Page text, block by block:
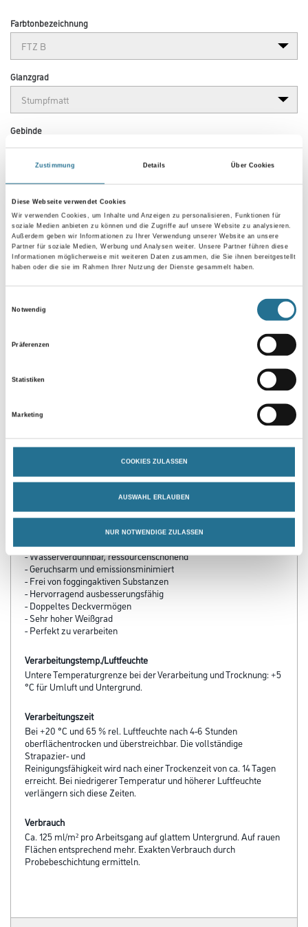
Zustimmung Details Über Cookies
Diese Webseite verwendet Cookies
Wir verwenden Cookies, um Inhalte und Anzeigen zu personalisieren, Funktionen für
soziale Medien anbieten zu können und die Zugriffe auf unsere Website zu analysieren.
Außerdem geben wir Informationen zu Ihrer Verwendung unserer Website an unsere
Partner für soziale Medien, Werbung und Analysen weiter. Unsere Partner führen diese
Informationen möglicherweise mit weiteren Daten zusammen, die Sie ihnen bereitgestellt
haben oder die sie im Rahmen Ihrer Nutzung der Dienste gesammelt haben.
Notwendig
Präferenzen
Statistiken
Marketing
COOKIES ZULASSEN
AUSWAHL ERLAUBEN
NUR NOTWENDIGE ZULASSEN
Farbtonbezeichnung
Glanzgrad
Gebinde
Umrechnungsfaktoren
PRODUKTEIGENSCHAFTEN
- Konservierungsmittelfrei
- Wasserverdünnbar, ressourcenschonend
- Geruchsarm und emissionsminimiert
- Frei von foggingaktiven Substanzen
- Hervorragend ausbesserungsfähig
- Doppeltes Deckvermögen
- Sehr hoher Weißgrad
- Perfekt zu verarbeiten
Verarbeitungstemp./Luftfeuchte
Untere Temperaturgrenze bei der Verarbeitung und Trocknung: +5
°C für Umluft und Untergrund.
Verarbeitungszeit
Bei +20 °C und 65 % rel. Luftfeuchte nach 4-6 Stunden
oberflächentrocken und überstreichbar. Die vollständige
Strapazier- und
Reinigungsfähigkeit wird nach einer Trockenzeit von ca. 14 Tagen
erreicht. Bei niedrigerer Temperatur und höherer Luftfeuchte
verlängern sich diese Zeiten.
Verbrauch
Ca. 125 ml/m² pro Arbeitsgang auf glattem Untergrund. Auf rauen
Flächen entsprechend mehr. Exakten Verbrauch durch
Probebeschichtung ermitteln.